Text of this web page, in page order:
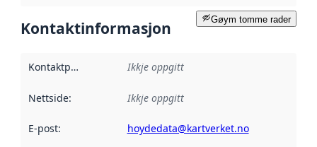
Gøym tomme rader
Kontaktinformasjon
Kontaktpunkt Ikkje oppgitt
Nettside: Ikkje oppgitt
E-post: hoydedata@kartverket.no